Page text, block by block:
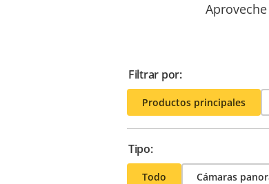
Filtrar por:
Productos principales
Tipo:
Todo Cámaras